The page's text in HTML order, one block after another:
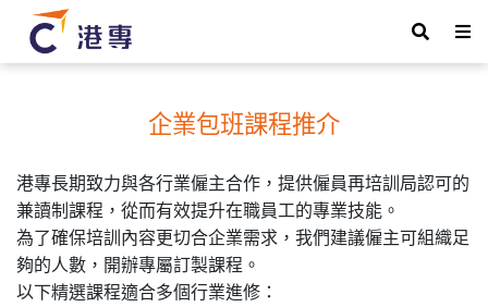
企業包班課程推介
港專長期致力與各行業僱主合作，提供僱員再培訓局認可的
兼讀制課程，從而有效提升在職員工的專業技能。
為了確保培訓內容更切合企業需求，我們建議僱主可組織足
夠的人數，開辦專屬訂製課程。
以下精選課程適合多個行業進修：